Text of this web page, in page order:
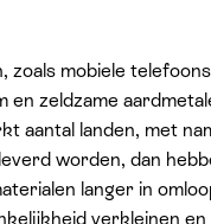
zoals mobiele
en zeldzame
aantal landen, met
worden, dan
langer in
verkleinen